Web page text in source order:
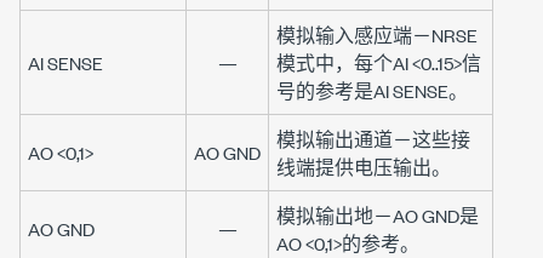
AI SENSE —
模拟输入感应端－NRSE
模式中，每个AI <0..15>信
号的参考是AI SENSE。
AO <0,1> AO GND
模拟输出通道－这些接
线端提供电压输出。
AO GND —
模拟输出地－AO GND是
AO <0,1>的参考。